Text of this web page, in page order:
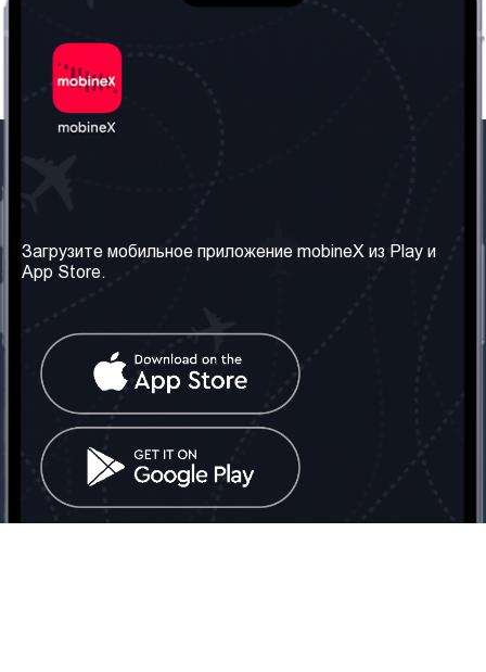
Наши сервисы
Правила и Условия
Часто задаваемые
вопросы
Контакт
Грузия: Тбилиси
Телефон: +442030340050
Email:info@mobinex.com
Социальные сети
Загрузите мобильное приложение mobineX из Play и
App Store.